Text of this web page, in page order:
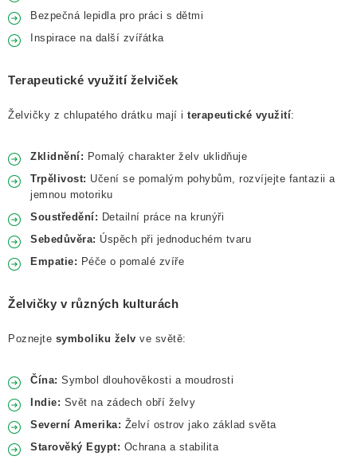
Bezpečná lepidla pro práci s dětmi
Inspirace na další zvířátka
Terapeutické využití želviček
Želvičky z chlupatého drátku mají i terapeutické využití:
Zklidnění: Pomalý charakter želv uklidňuje
Trpělivost: Učení se pomalým pohybům, rozvíjejte fantazii a
jemnou motoriku
Soustředění: Detailní práce na krunýři
Sebedůvěra: Úspěch při jednoduchém tvaru
Empatie: Péče o pomalé zvíře
Želvičky v různých kulturách
Poznejte symboliku želv ve světě:
Čína: Symbol dlouhověkosti a moudrosti
Indie: Svět na zádech obří želvy
Severní Amerika: Želví ostrov jako základ světa
Starověký Egypt: Ochrana a stabilita